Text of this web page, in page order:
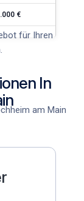
€
für Ihren
.
In
am Main